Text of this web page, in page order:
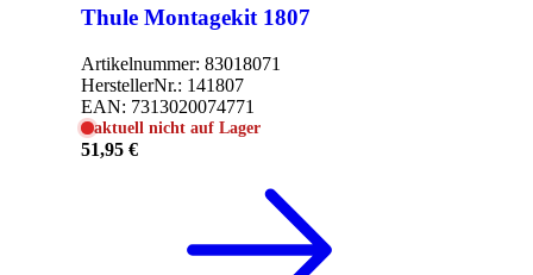
Thule Montagekit 1807
Artikelnummer: 83018071
HerstellerNr.: 141807
EAN: 7313020074771
aktuell nicht auf Lager
51,95 €